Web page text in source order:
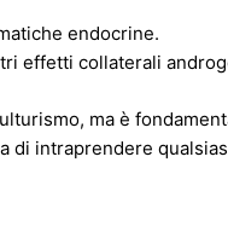
endocrine.
effetti collaterali
ma è
di intraprendere